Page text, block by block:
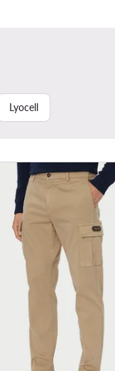
Lyocell